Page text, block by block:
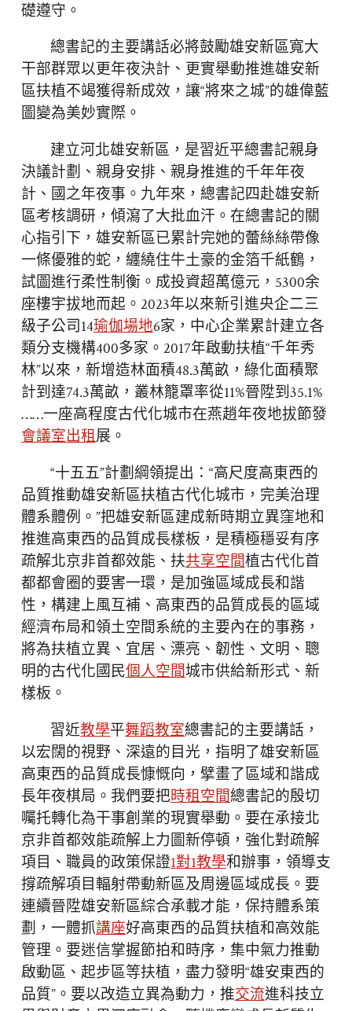
礎遵守。
總書記的主要講話必將鼓勵雄安新區寬大
干部群眾以更年夜決計、更實舉動推進雄安新
區扶植不竭獲得新成效，讓“將來之城”的雄偉藍
圖變為美妙實際。
建立河北雄安新區，是習近平總書記親身
決議計劃、親身安排、親身推進的千年年夜
計、國之年夜事。九年來，總書記四赴雄安新
區考核調研，傾瀉了大批血汗。在總書記的關
心指引下，雄安新區已累計完她的蕾絲絲帶像
一條優雅的蛇，纏繞住牛土豪的金箔千紙鶴，
試圖進行柔性制衡。成投資超萬億元，5300余
座樓宇拔地而起。2023年以來新引進央企二三
級子公司14瑜伽場地6家，中心企業累計建立各
類分支機構400多家。2017年啟動扶植“千年秀
林”以來，新增造林面積48.3萬畝，綠化面積聚
計到達74.3萬畝，叢林籠罩率從11%晉陞到35.1%
……一座高程度古代化城市在燕趙年夜地拔節發
會議室出租展。
“十五五”計劃綱領提出：“高尺度高東西的
品質推動雄安新區扶植古代化城市，完美治理
體系體例。”把雄安新區建成新時期立異窪地和
推進高東西的品質成長樣板，是積極穩妥有序
疏解北京非首都效能、扶共享空間植古代化首
都都會圈的要害一環，是加強區域成長和諧
性，構建上風互補、高東西的品質成長的區域
經濟布局和領土空間系統的主要內在的事務，
將為扶植立異、宜居、漂亮、韌性、文明、聰
明的古代化國民個人空間城市供給新形式、新
樣板。
習近教學平舞蹈教室總書記的主要講話，
以宏闊的視野、深遠的目光，指明了雄安新區
高東西的品質成長慷慨向，擘畫了區域和諧成
長年夜棋局。我們要把時租空間總書記的殷切
囑托轉化為干事創業的現實舉動。要在承接北
京非首都效能疏解上力圖新停頓，強化對疏解
項目、職員的政策保證1對1教學和辦事，領導支
撐疏解項目輻射帶動新區及周邊區域成長。要
連續晉陞雄安新區綜合承載才能，保持體系策
劃，一體抓講座好高東西的品質扶植和高效能
管理。要迷信掌握節拍和時序，集中氣力推動
啟動區、起步區等扶植，盡力發明“雄安東西的
品質”。要以改造立異為動力，推交流進科技立